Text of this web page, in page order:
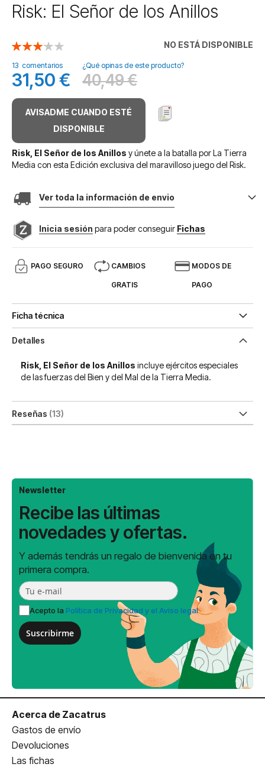
Saltar
al
de
la
galería
de
imágenes
Risk: El Señor de los Anillos
NO ESTÁ DISPONIBLE
Valoración:
13 comentarios ¿Qué opinas de este producto?
Precio
especial
31,50 € Antes
40,49 €
AVISADME CUANDO ESTÉ
DISPONIBLE
Risk, El Señor de los Anillos y únete a la batalla por La Tierra
Media con esta Edición exclusiva del maravilloso juego del Risk.
Ver toda la información de envio
Inicia sesión para poder conseguir Fichas
PAGO SEGURO CAMBIOS
GRATIS
MODOS DE
PAGO
Ficha técnica
Detalles
Risk, El Señor de los Anillos incluye ejércitos especiales
de las fuerzas del Bien y del Mal de la Tierra Media.
Reseñas 13
Newsletter
Recibe las últimas
novedades y ofertas.
Y además tendrás un regalo de bienvenida en tu
primera compra.
Acepto la Política de Privacidad y el Aviso legal
Suscribirme
Acerca de Zacatrus
Gastos de envío
Devoluciones
Las fichas